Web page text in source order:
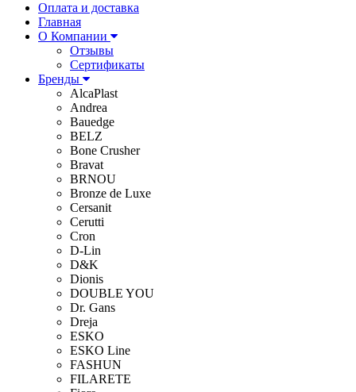
Оплата и доставка
Главная
О Компании
Отзывы
Сертификаты
Бренды
AlcaPlast
Andrea
Bauedge
BELZ
Bone Crusher
Bravat
BRNOU
Bronze de Luxe
Cersanit
Cerutti
Cron
D-Lin
D&K
Dionis
DOUBLE YOU
Dr. Gans
Dreja
ESKO
ESKO Line
FASHUN
FILARETE